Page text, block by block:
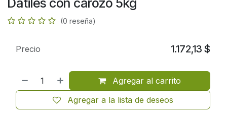
(0 reseña)
Agregar al carrito
Agregar a la lista de deseos
Precio 1.172,13 $